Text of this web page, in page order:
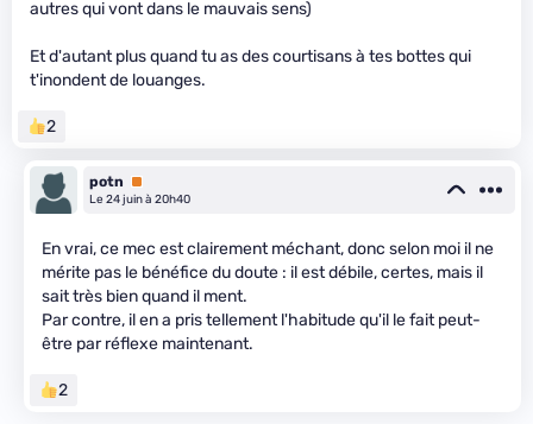
autres qui vont dans le mauvais sens)
Et d'autant plus quand tu as des courtisans à tes bottes qui
t'inondent de louanges.
2
potn
Premium
Le 24 juin à 20h40
En vrai, ce mec est clairement méchant, donc selon moi il ne
mérite pas le bénéfice du doute : il est débile, certes, mais il
sait très bien quand il ment.
Par contre, il en a pris tellement l'habitude qu'il le fait peut-
être par réflexe maintenant.
2